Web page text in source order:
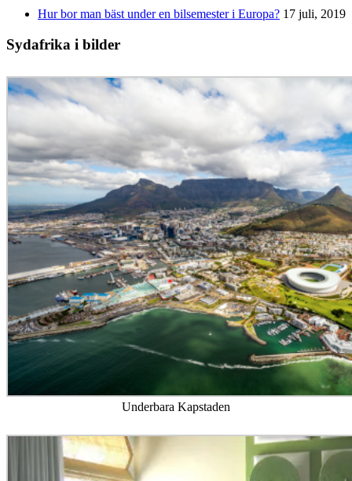
Hur bor man bäst under en bilsemester i Europa? 17 juli, 2019
Sydafrika i bilder
Underbara Kapstaden